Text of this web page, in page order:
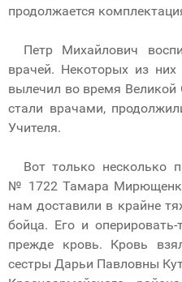
продолжается
Петр Михайлович
врачей. Некоторых из них
вылечил во время Великой
стали врачами,
Учителя.
Вот только несколько
№ 1722 Тамара
нам доставили в крайне
бойца. Его и
прежде кровь. Кровь
сестры Дарьи Павловны